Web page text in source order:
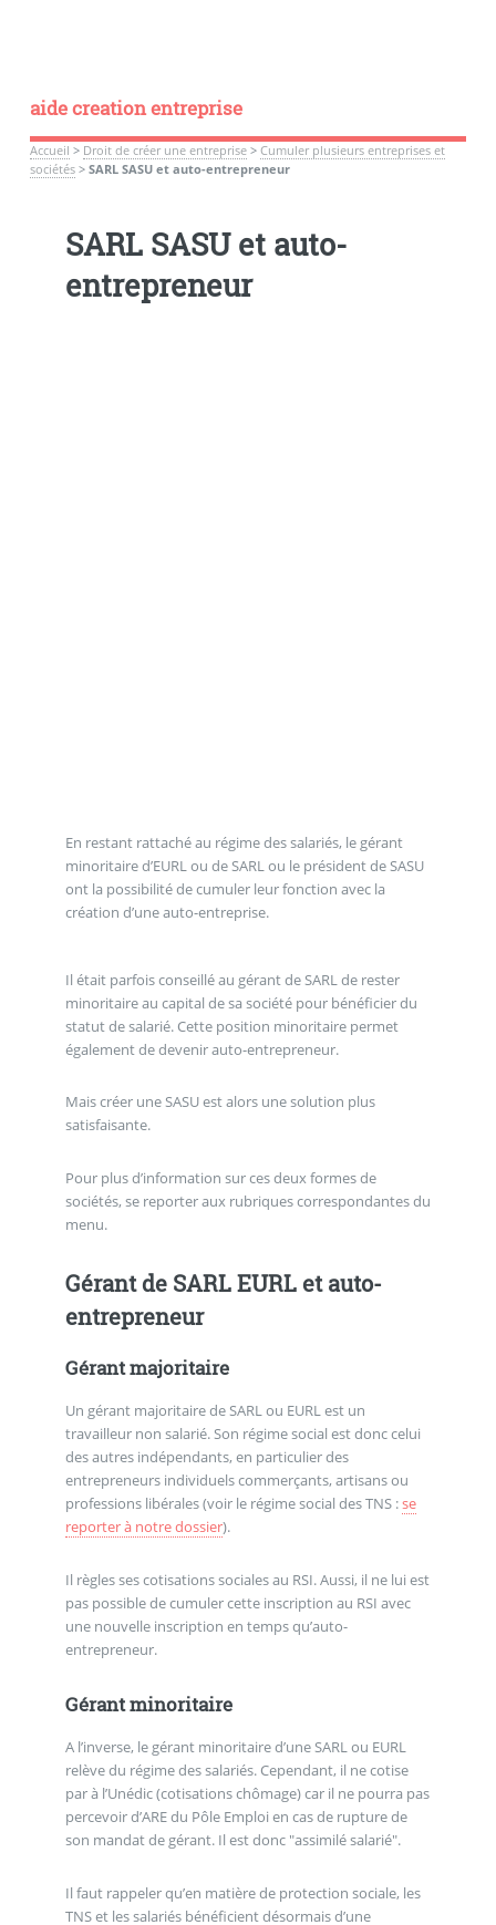
aide creation entreprise
Accueil > Droit de créer une entreprise> Cumuler plusieurs entreprises et
sociétés> SARL SASU et auto-entrepreneur
SARL SASU et auto-
entrepreneur
En restant rattaché au régime des salariés, le gérant
minoritaire d’EURL ou de SARL ou le président de SASU
ont la possibilité de cumuler leur fonction avec la
création d’une auto-entreprise.
Il était parfois conseillé au gérant de SARL de rester
minoritaire au capital de sa société pour bénéficier du
statut de salarié. Cette position minoritaire permet
également de devenir auto-entrepreneur.
Mais créer une SASU est alors une solution plus
satisfaisante.
Pour plus d’information sur ces deux formes de
sociétés, se reporter aux rubriques correspondantes du
menu.
Gérant de SARL EURL et auto-
entrepreneur
Gérant majoritaire
Un gérant majoritaire de SARL ou EURL est un
travailleur non salarié. Son régime social est donc celui
des autres indépendants, en particulier des
entrepreneurs individuels commerçants, artisans ou
professions libérales (voir le régime social des TNS :se
reporter à notre dossier).
Il règles ses cotisations sociales au RSI. Aussi, il ne lui est
pas possible de cumuler cette inscription au RSI avec
une nouvelle inscription en temps qu’auto-
entrepreneur.
Gérant minoritaire
A l’inverse, le gérant minoritaire d’une SARL ou EURL
relève du régime des salariés. Cependant, il ne cotise
par à l’Unédic (cotisations chômage) car il ne pourra pas
percevoir d’ARE du Pôle Emploi en cas de rupture de
son mandat de gérant. Il est donc "assimilé salarié".
Il faut rappeler qu’en matière de protection sociale, les
TNS et les salariés bénéficient désormais d’une